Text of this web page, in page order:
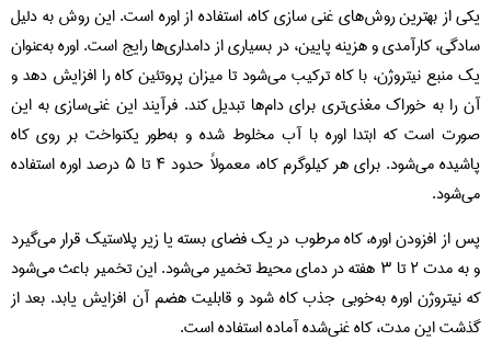
یکی از بهترین روش‌های غنی‌ سازی کاه، استفاده از اوره است. این روش به دلیل
سادگی، کارآمدی و هزینه پایین، در بسیاری از دامداری‌ها رایج است. اوره به‌عنوان
یک منبع نیتروژن، با کاه ترکیب می‌شود تا میزان پروتئین کاه را افزایش دهد و
آن را به خوراک مغذی‌تری برای دام‌ها تبدیل کند. فرآیند این غنی‌سازی به این
صورت است که ابتدا اوره با آب مخلوط شده و به‌طور یکنواخت بر روی کاه
پاشیده می‌شود. برای هر کیلوگرم کاه، معمولاً حدود ۴ تا ۵ درصد اوره استفاده
می‌شود.
پس از افزودن اوره، کاه مرطوب در یک فضای بسته یا زیر پلاستیک قرار می‌گیرد
و به مدت ۲ تا ۳ هفته در دمای محیط تخمیر می‌شود. این تخمیر باعث می‌شود
که نیتروژن اوره به‌خوبی جذب کاه شود و قابلیت هضم آن افزایش یابد. بعد از
گذشت این مدت، کاه غنی‌شده آماده استفاده است.